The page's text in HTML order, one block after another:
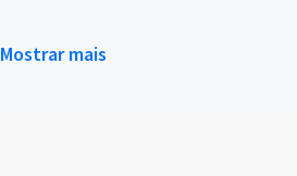
Mostrar mais